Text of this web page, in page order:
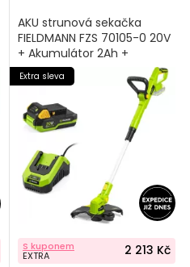
AKU strunová sekačka
FIELDMANN FZS 70105-0 20V
+ Akumulátor 2Ah +
Nabíječka
Extra sleva
S kuponem
EXTRA 2 213 Kč